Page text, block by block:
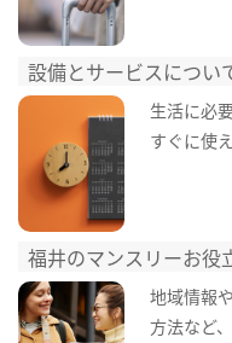
設備とサービスについ
生活に必
すぐに使
福井のマンスリーお役
地域情報
方法など